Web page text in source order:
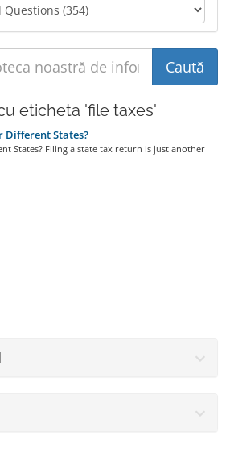
eticheta 'file taxes'
Different States?
States? Filing a state tax return is just another